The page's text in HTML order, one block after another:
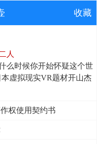
收藏
人
么时候你开始怀疑这个世
虚拟现实VR题材开山杰
权使用契约书